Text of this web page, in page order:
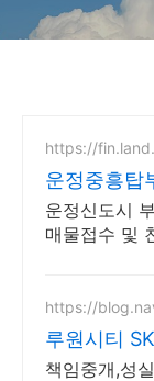
https://
운정중흥탑
운정신도시
매물접수 및
https://
루원시티
책임중개,성